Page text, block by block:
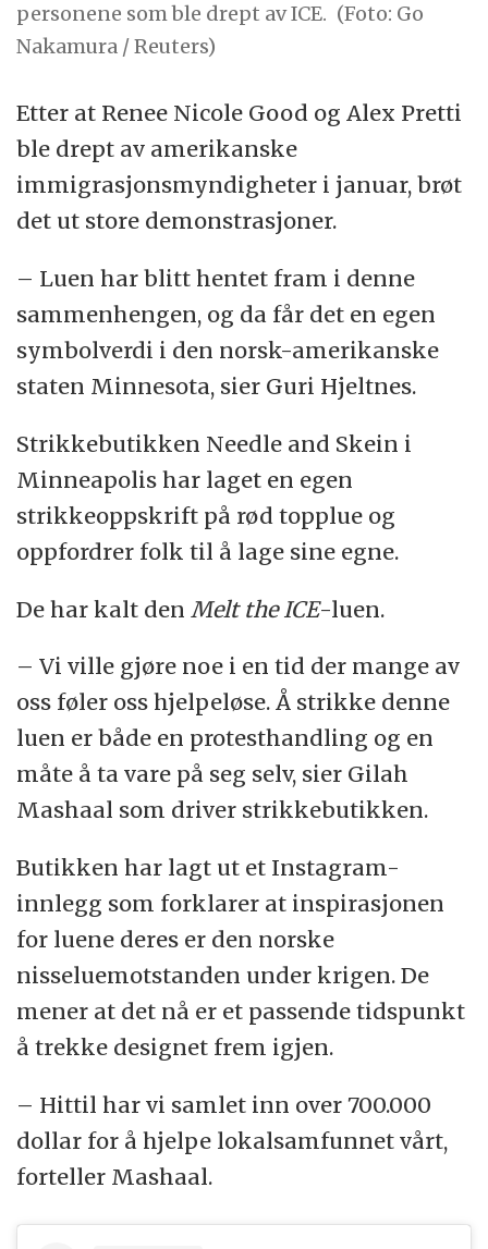
personene som ble drept av ICE. (Foto: Go
Nakamura / Reuters)
Etter at Renee Nicole Good og Alex Pretti
ble drept av amerikanske
immigrasjonsmyndigheter i januar, brøt
det ut store demonstrasjoner.
– Luen har blitt hentet fram i denne
sammenhengen, og da får det en egen
symbolverdi i den norsk-amerikanske
staten Minnesota, sier Guri Hjeltnes.
Strikkebutikken Needle and Skein i
Minneapolis har laget en egen
strikkeoppskrift på rød topplue og
oppfordrer folk til å lage sine egne.
De har kalt den Melt the ICE-luen.
– Vi ville gjøre noe i en tid der mange av
oss føler oss hjelpeløse. Å strikke denne
luen er både en protesthandling og en
måte å ta vare på seg selv, sier Gilah
Mashaal som driver strikkebutikken.
Butikken har lagt ut et Instagram-
innlegg som forklarer at inspirasjonen
for luene deres er den norske
nisseluemotstanden under krigen. De
mener at det nå er et passende tidspunkt
å trekke designet frem igjen.
– Hittil har vi samlet inn over 700.000
dollar for å hjelpe lokalsamfunnet vårt,
forteller Mashaal.